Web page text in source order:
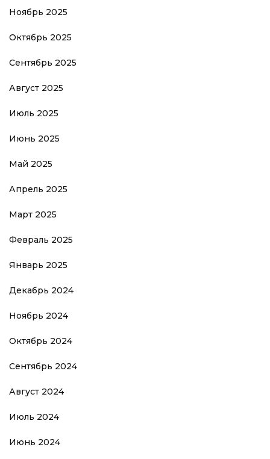
Ноябрь 2025
Октябрь 2025
Сентябрь 2025
Август 2025
Июль 2025
Июнь 2025
Май 2025
Апрель 2025
Март 2025
Февраль 2025
Январь 2025
Декабрь 2024
Ноябрь 2024
Октябрь 2024
Сентябрь 2024
Август 2024
Июль 2024
Июнь 2024